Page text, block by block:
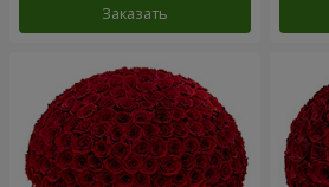
Заказать